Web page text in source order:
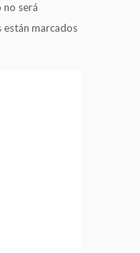
no será
están marcados